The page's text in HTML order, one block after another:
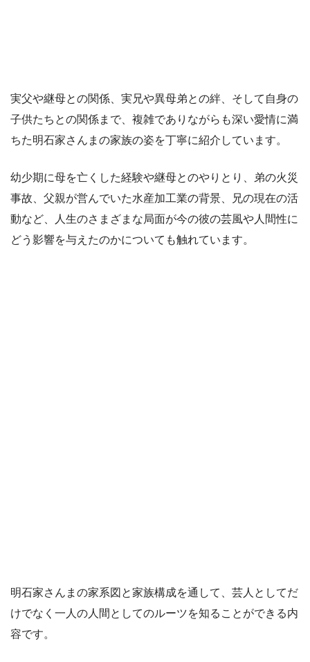
実父や継母との関係、実兄や異母弟との絆、そして自身の
子供たちとの関係まで、複雑でありながらも深い愛情に満
ちた明石家さんまの家族の姿を丁寧に紹介しています。
幼少期に母を亡くした経験や継母とのやりとり、弟の火災
事故、父親が営んでいた水産加工業の背景、兄の現在の活
動など、人生のさまざまな局面が今の彼の芸風や人間性に
どう影響を与えたのかについても触れています。
明石家さんまの家系図と家族構成を通して、芸人としてだ
けでなく一人の人間としてのルーツを知ることができる内
容です。